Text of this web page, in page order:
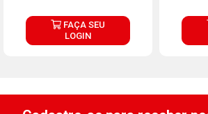
FAÇA SEU
LOGIN